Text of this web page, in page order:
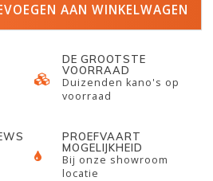
AAN WINKELWAGEN
DE GROOTSTE
VOORRAAD
Duizenden kano's op
voorraad
PROEFVAART
MOGELIJKHEID
Bij onze showroom
locatie